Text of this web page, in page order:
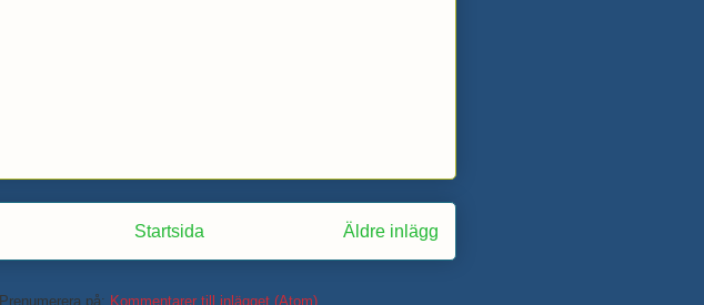
Äldre inlägg
Startsida
Prenumerera på: Kommentarer till inlägget (Atom)